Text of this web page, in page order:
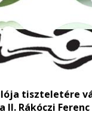
tiszteletére
Rákóczi